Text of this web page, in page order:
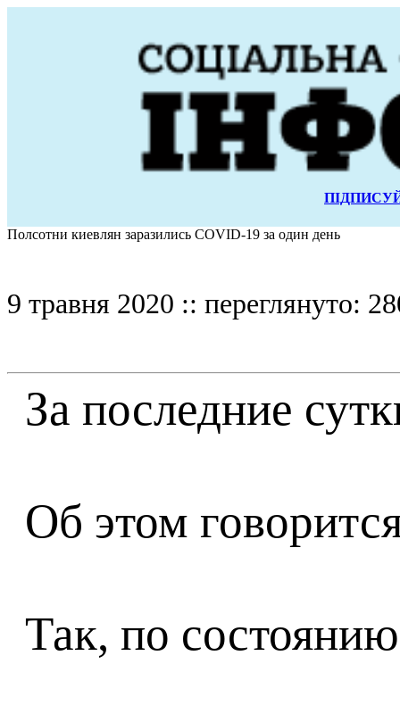
Полсотни киевлян заразились COVID-19 за один день
9 травня 2020 :: переглянуто:
За последние
Об этом
Так, по